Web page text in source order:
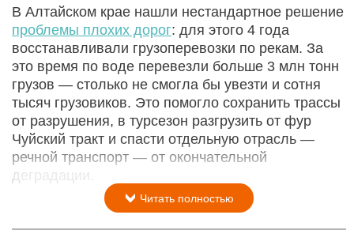
В Алтайском крае нашли нестандартное решение
проблемы плохих дорог: для этого 4 года
восстанавливали грузоперевозки по рекам. За
это время по воде перевезли больше 3 млн тонн
грузов — столько не смогла бы увезти и сотня
тысяч грузовиков. Это помогло сохранить трассы
от разрушения, в турсезон разгрузить от фур
Чуйский тракт и спасти отдельную отрасль —
речной транспорт — от окончательной
деградации.
Читать полностью